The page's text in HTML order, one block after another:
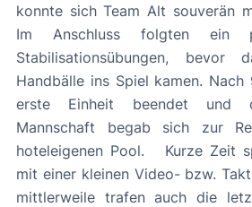
konnte sich Team Alt souverän
Im Anschluss folgten ein
Stabilisationsübungen, bevor
Handbälle ins Spiel kamen.
erste Einheit beendet und
Mannschaft begab sich zur
hoteleigenen Pool. Kurze Zeit später ging es dann
mit einer kleinen Video- bzw.
mittlerweile trafen auch die